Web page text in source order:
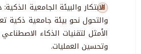
الابتكار والبيئة الجامعية
والتحول نحو بيئة جامعية ذكية
الأمثل لتقنيات الذكاء
وتحسين العمليات.